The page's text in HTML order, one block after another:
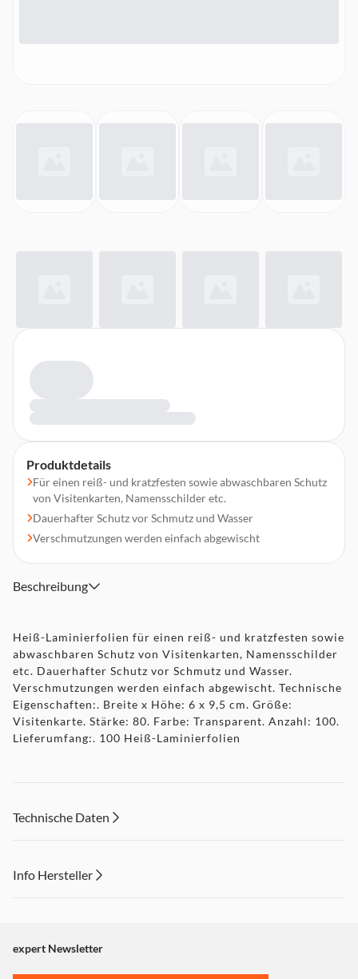
Produktdetails
Für einen reiß- und kratzfesten sowie abwaschbaren Schutz
von Visitenkarten, Namensschilder etc.
Dauerhafter Schutz vor Schmutz und Wasser
Verschmutzungen werden einfach abgewischt
Beschreibung
Heiß-Laminierfolien für einen reiß- und kratzfesten sowie
abwaschbaren Schutz von Visitenkarten, Namensschilder
etc. Dauerhafter Schutz vor Schmutz und Wasser.
Verschmutzungen werden einfach abgewischt. Technische
Eigenschaften:. Breite x Höhe: 6 x 9,5 cm. Größe:
Visitenkarte. Stärke: 80. Farbe: Transparent. Anzahl: 100.
Lieferumfang:. 100 Heiß-Laminierfolien
Technische Daten
Info Hersteller
"Marketing".
Einstellungen anpassen
expert Newsletter